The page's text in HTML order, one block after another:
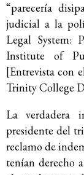
“parecería
judicial a la
Legal System:
Institute of
[Entrevista con
Trinity College
La verdadera
presidente del
reclamo de
tenían derecho